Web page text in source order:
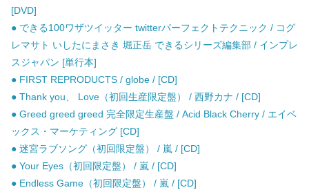
[DVD]
● できる100ワザツイッター twitterパーフェクトテクニック / コグ
レマサト いしたにまさき 堀正岳 できるシリーズ編集部 / インプレ
スジャパン [単行本]
● FIRST REPRODUCTS / globe / [CD]
● Thank you、 Love（初回生産限定盤） / 西野カナ / [CD]
● Greed greed greed 完全限定生産盤 / Acid Black Cherry / エイベ
ックス・マーケティング [CD]
● 迷宮ラブソング（初回限定盤） / 嵐 / [CD]
● Your Eyes（初回限定盤） / 嵐 / [CD]
● Endless Game（初回限定盤） / 嵐 / [CD]